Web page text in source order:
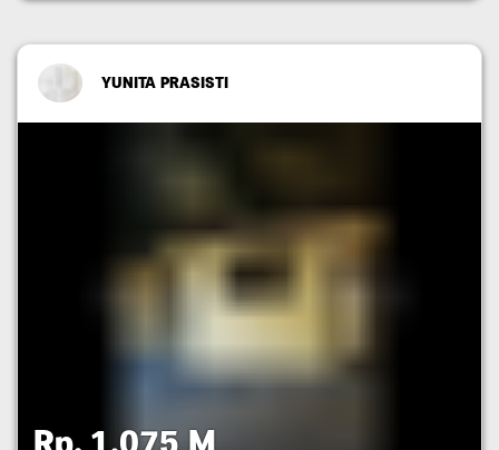
YUNITA PRASISTI